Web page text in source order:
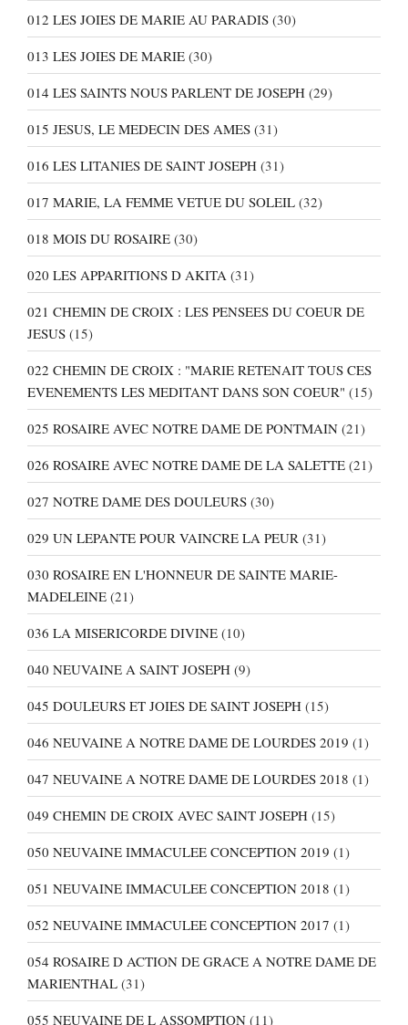
012 LES JOIES DE MARIE AU PARADIS (30)
013 LES JOIES DE MARIE (30)
014 LES SAINTS NOUS PARLENT DE JOSEPH (29)
015 JESUS, LE MEDECIN DES AMES (31)
016 LES LITANIES DE SAINT JOSEPH (31)
017 MARIE, LA FEMME VETUE DU SOLEIL (32)
018 MOIS DU ROSAIRE (30)
020 LES APPARITIONS D AKITA (31)
021 CHEMIN DE CROIX : LES PENSEES DU COEUR DE
JESUS (15)
022 CHEMIN DE CROIX : "MARIE RETENAIT TOUS CES
EVENEMENTS LES MEDITANT DANS SON COEUR" (15)
025 ROSAIRE AVEC NOTRE DAME DE PONTMAIN (21)
026 ROSAIRE AVEC NOTRE DAME DE LA SALETTE (21)
027 NOTRE DAME DES DOULEURS (30)
029 UN LEPANTE POUR VAINCRE LA PEUR (31)
030 ROSAIRE EN L'HONNEUR DE SAINTE MARIE-
MADELEINE (21)
036 LA MISERICORDE DIVINE (10)
040 NEUVAINE A SAINT JOSEPH (9)
045 DOULEURS ET JOIES DE SAINT JOSEPH (15)
046 NEUVAINE A NOTRE DAME DE LOURDES 2019 (1)
047 NEUVAINE A NOTRE DAME DE LOURDES 2018 (1)
049 CHEMIN DE CROIX AVEC SAINT JOSEPH (15)
050 NEUVAINE IMMACULEE CONCEPTION 2019 (1)
051 NEUVAINE IMMACULEE CONCEPTION 2018 (1)
052 NEUVAINE IMMACULEE CONCEPTION 2017 (1)
054 ROSAIRE D ACTION DE GRACE A NOTRE DAME DE
MARIENTHAL (31)
055 NEUVAINE DE L ASSOMPTION (11)